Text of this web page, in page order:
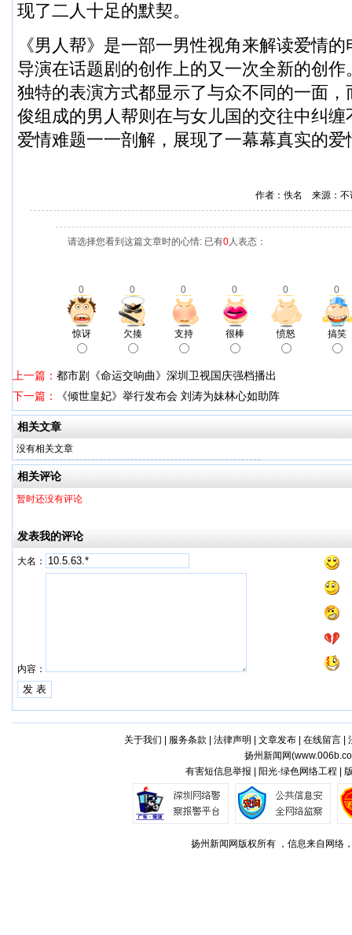
现了二人十足的默契。
《男人帮》是一部一男性视角来解读爱情
导演在话题剧的创作上的又一次全新的创
独特的表演方式都显示了与众不同的一面
俊组成的男人帮则在与女儿国的交往中纠
爱情难题一一剖解，展现了一幕幕真实的爱
作者：佚名 来源：
请选择您看到这篇文章时的心情: 已有0人表态：
0 0 0 0 0 0
惊讶 欠揍 支持 很棒 愤怒 搞笑
上一篇： 都市剧《命运交响曲》深圳卫视国庆强档播出
下一篇：
《倾世皇妃》举行发布会 刘涛为妹林心如助阵
相关文章
没有相关文章
相关评论
暂时还没有评论
发表我的评论
大名：
内容：
关于我们 服务条款 法律声明 文章发布| 在线留言|
扬州新闻网(
有害短信息举报 | 阳光·绿色网络工程 |
扬州新闻网版权所有 ，信息来自网络